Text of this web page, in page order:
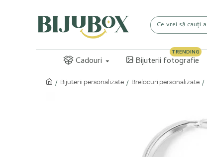
Cadouri Bijuterii fotografie
TRENDING
Bijuterii personalizate Brelocuri personalizate